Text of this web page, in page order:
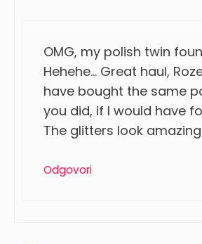
OMG, my polish twin
Hehehe… Great haul,
have bought the same
you did, if I would have
The glitters look
Odgovori